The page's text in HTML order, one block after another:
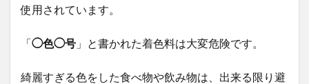
使用されています。
「◯色◯号 」と書かれた着色料は大変危険です。
綺麗すぎる色をした食べ物や飲み物は、出来る限り避